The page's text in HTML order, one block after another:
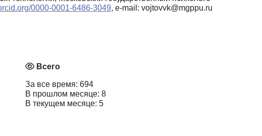
0000-0001-6486-3049, e-mail: vojtovvk@mgppu.ru
Всего
За все время: 694
В прошлом месяце: 8
В текущем месяце: 5